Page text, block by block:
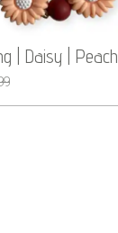
| Daisy | Peach